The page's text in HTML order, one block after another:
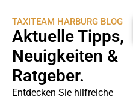
TAXITEAM HARBURG BLOG
Aktuelle Tipps,
Neuigkeiten &
Ratgeber.
Entdecken Sie hilfreiche